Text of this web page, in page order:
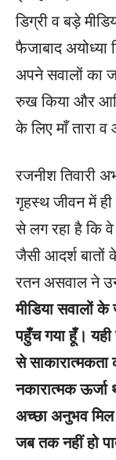
डिग्री व बड़े
फैजाबाद अयोध्या
अपने सवालों का
रुख किया और
के लिए माँ तारा
रजनीश तिवारी
गृहस्थ जीवन में
से लग रहा है कि
जैसी आदर्श
रतन असवाल ने
मीडिया सवालों
पहुँच गया हूँ। यही
से साकारात्मकता
नकारात्मक
अच्छा अनुभव मिल
जब तक नहीं हो